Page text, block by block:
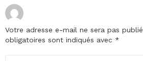
Votre adresse e-mail ne sera pas
obligatoires sont indiqués avec *